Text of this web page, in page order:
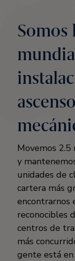
Movemos
y
unidades de
cartera más
encontrarnos
reconocibles
centros de
más
gente está